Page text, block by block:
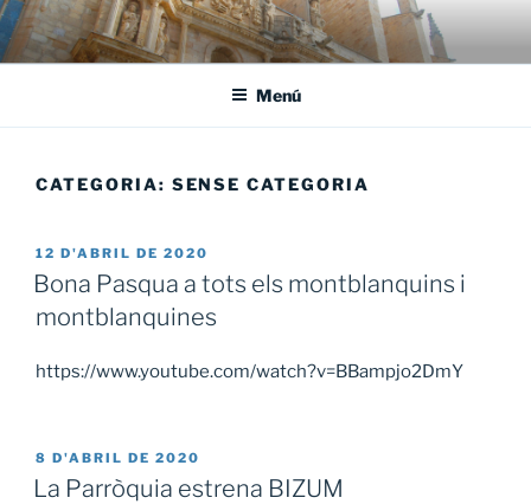
Vés
al
contingut
Menú
CATEGORIA: SENSE CATEGORIA
PUBLICAT
A
12 D'ABRIL DE 2020
Bona Pasqua a tots els montblanquins i
montblanquines
https://www.youtube.com/watch?v=BBampjo2DmY
PUBLICAT
A
8 D'ABRIL DE 2020
La Parròquia estrena BIZUM